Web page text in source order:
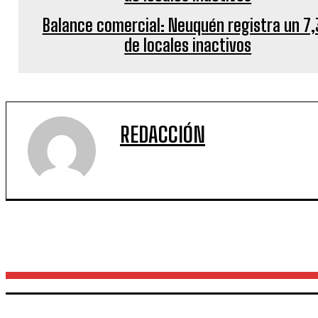
Balance comercial: Neuquén registra un
de locales inactivos
REDACCIÓN